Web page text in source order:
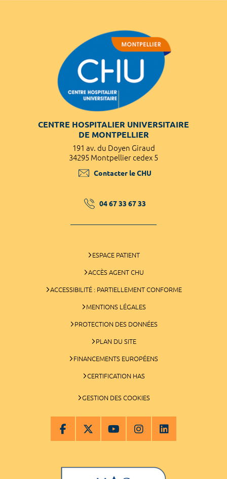
CENTRE HOSPITALIER UNIVERSITAIRE
DE MONTPELLIER
191 av. du Doyen Giraud
34295 Montpellier cedex 5
Contacter le CHU
04 67 33 67 33
ESPACE PATIENT
ACCÈS AGENT CHU
ACCESSIBILITÉ : PARTIELLEMENT CONFORME
MENTIONS LÉGALES
PROTECTION DES DONNÉES
PLAN DU SITE
FINANCEMENTS EUROPÉENS
CERTIFICATION HAS
GESTION DES COOKIES